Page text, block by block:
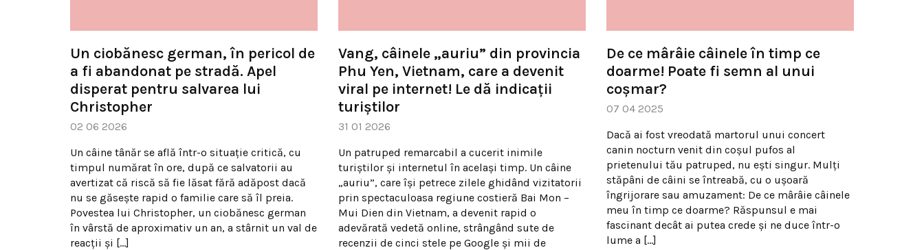
Un ciobănesc german, în pericol de
a fi abandonat pe stradă. Apel
disperat pentru salvarea lui
Christopher
02 06 2026
Un câine tânăr se află într-o situație critică, cu
timpul numărat în ore, după ce salvatorii au
avertizat că riscă să fie lăsat fără adăpost dacă
nu se găsește rapid o familie care să îl preia.
Povestea lui Christopher, un ciobănesc german
în vârstă de aproximativ un an, a stârnit un val de
reacții și […]
Vang, câinele „auriu” din provincia
Phu Yen, Vietnam, care a devenit
viral pe internet! Le dă indicații
turiștilor
31 01 2026
Un patruped remarcabil a cucerit inimile
turiștilor și internetul în același timp. Un câine
„auriu”, care își petrece zilele ghidând vizitatorii
prin spectaculoasa regiune costieră Bai Mon –
Mui Dien din Vietnam, a devenit rapid o
adevărată vedetă online, strângând sute de
recenzii de cinci stele pe Google și mii de
De ce mârâie câinele în timp ce
doarme! Poate fi semn al unui
coșmar?
07 04 2025
Dacă ai fost vreodată martorul unui concert
canin nocturn venit din coșul pufos al
prietenului tău patruped, nu ești singur. Mulți
stăpâni de câini se întreabă, cu o ușoară
îngrijorare sau amuzament: De ce mârâie câinele
meu în timp ce doarme? Răspunsul e mai
fascinant decât ai putea crede și ne duce într-o
lume a […]